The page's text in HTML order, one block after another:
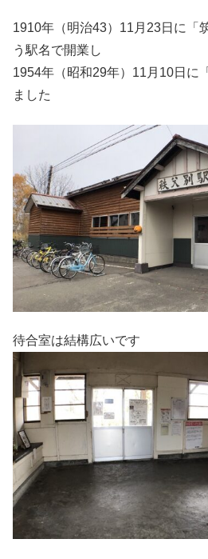
1910年（明治43）11月23日に「
う駅名で開業し
1954年（昭和29年）11月10日に
ました
待合室は結構広いです